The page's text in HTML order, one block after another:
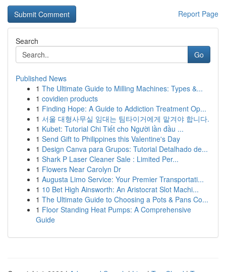
Report Page
Search
Go
Published News
1 The Ultimate Guide to Milling Machines: Types &...
1 covidien products
1 Finding Hope: A Guide to Addiction Treatment Op...
1 서울 대형사무실 임대는 팀타이거에게 맡겨야 합니다.
1 Kubet: Tutorial Chi Tiết cho Người lần đầu ...
1 Send Gift to Philippines this Valentine's Day
1 Design Canva para Grupos: Tutorial Detalhado de...
1 Shark P Laser Cleaner Sale : Limited Per...
1 Flowers Near Carolyn Dr
1 Augusta Limo Service: Your Premier Transportati...
1 10 Bet High Ainsworth: An Aristocrat Slot Machi...
1 The Ultimate Guide to Choosing a Pots & Pans Co...
1 Floor Standing Heat Pumps: A Comprehensive
Guide